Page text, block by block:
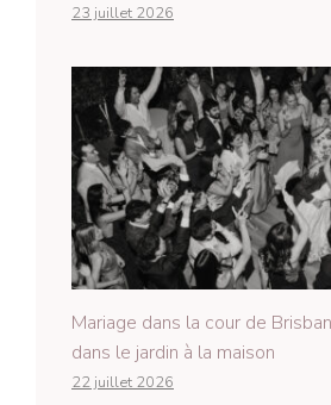
23 juillet 2026
Mariage dans la cour de
dans le jardin à la maison
22 juillet 2026